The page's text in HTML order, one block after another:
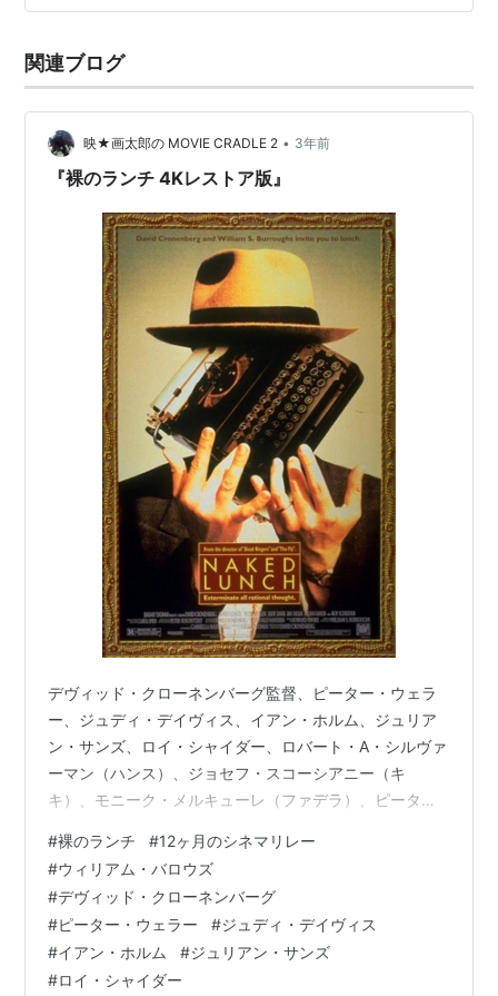
った妻が目をキラキラさせてときめいているのが面白
関連ブログ
映★画太郎の MOVIE CRADLE 2 • 3年前
『裸のランチ 4Kレストア版』
デヴィッド・クローネンバーグ監督、ピーター・ウェラ
ー、ジュディ・デイヴィス、イアン・ホルム、ジュリア
ン・サンズ、ロイ・シャイダー、ロバート・A・シルヴァ
ーマン（ハンス）、ジョセフ・スコーシアニー（キ
キ）、モニーク・メルキューレ（ファデラ）、ピータ
ンチ 4Kレストア版』。1992年作品。PG12。 原作はウィ
リアム・S・バロウズの同名小説。 www.youtube.com
www.youtube.com 1950年代、ニューヨーク。害虫駆除
員のウィリアム・リー（ピーター・ウェラー）は、仕事
用の駆除薬を妻ジョーン（ジュディ・デイヴィス）がド
ラッグ代…
#裸のランチ #12ヶ月のシネマリレー
#ウィリアム・バロウズ
#デヴィッド・クローネンバーグ
#ピーター・ウェラー #ジュディ・デイヴィス
#イアン・ホルム #ジュリアン・サンズ
#ロイ・シャイダー